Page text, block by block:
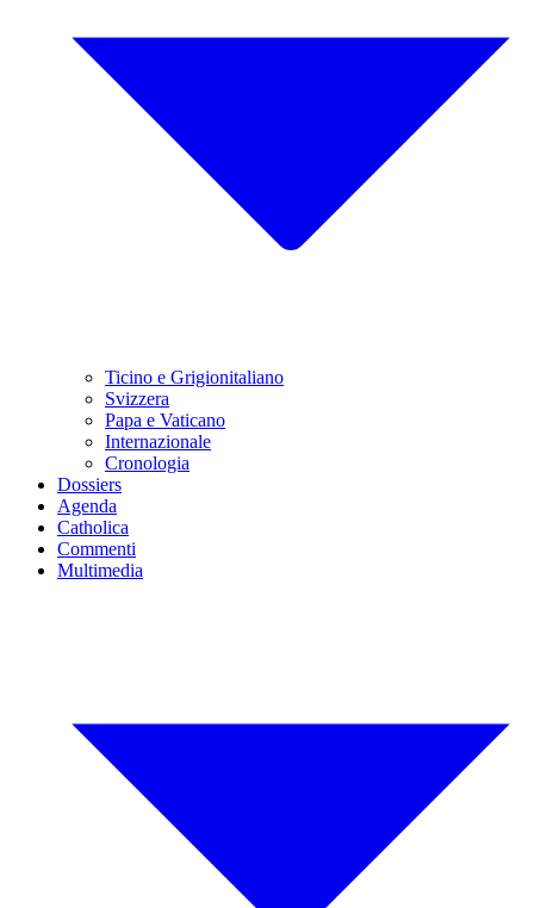
Ticino e Grigionitaliano
Svizzera
Papa e Vaticano
Internazionale
Cronologia
Dossiers
Agenda
Catholica
Commenti
Multimedia